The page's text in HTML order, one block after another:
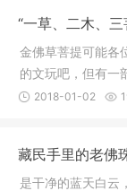
“一草、二木、
金佛草菩提可能各
的文玩吧，但有一
力呢，一
2018-01-02
藏民手里的老佛
是干净的蓝天白云